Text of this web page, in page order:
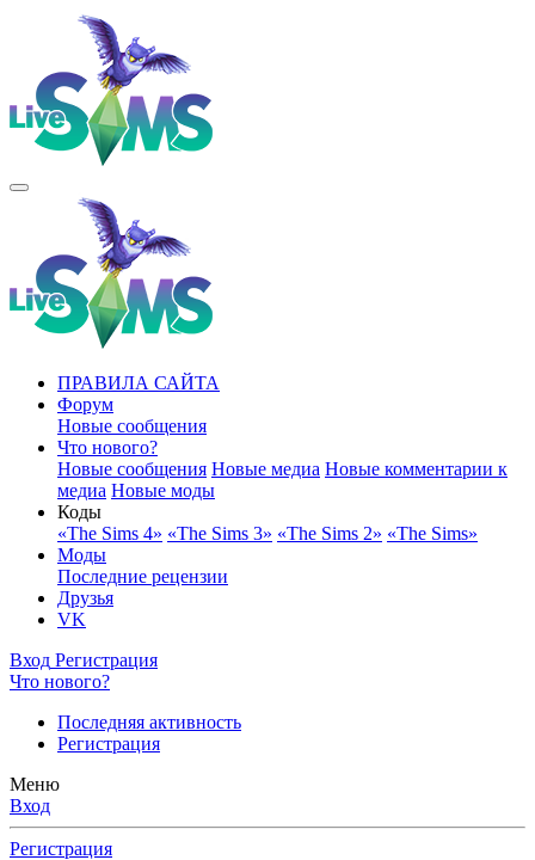
ПРАВИЛА САЙТА
Форум
Новые сообщения
Что нового?
Новые сообщения Новые медиа Новые комментарии к
медиа Новые моды
Коды
«The Sims 4» «The Sims 3» «The Sims 2» «The Sims»
Моды
Последние рецензии
Друзья
VK
Вход Регистрация
Что нового?
Последняя активность
Регистрация
Меню
Вход
Регистрация